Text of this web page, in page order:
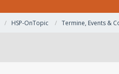
HSP-OnTopic Termine, Events &